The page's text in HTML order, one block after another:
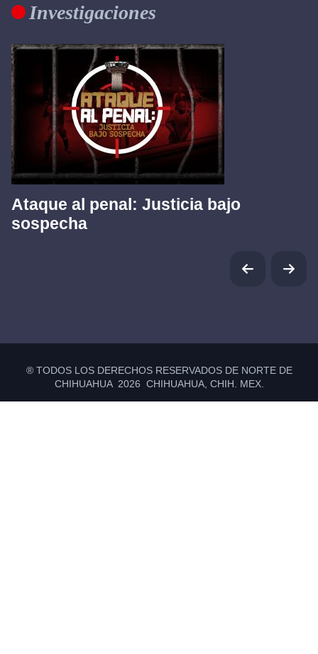
Investigaciones
Ataque al penal: Justicia bajo
sospecha
® TODOS LOS DERECHOS RESERVADOS DE NORTE DE
CHIHUAHUA 2026 CHIHUAHUA, CHIH. MEX.